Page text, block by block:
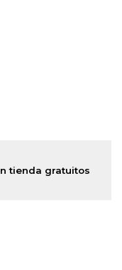
tienda gratuitos